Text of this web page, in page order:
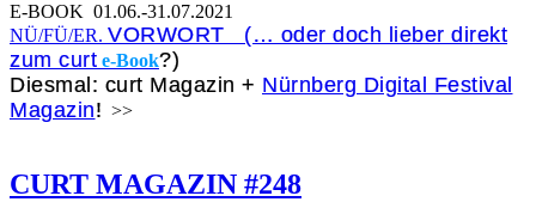
E-BOOK 01.06.-31.07.2021
NÜ/FÜ/ER. VORWORT (… oder doch lieber direkt
zum curt e-Book?)
Diesmal: curt Magazin + Nürnberg Digital Festival
Magazin! >>
CURT MAGAZIN #248